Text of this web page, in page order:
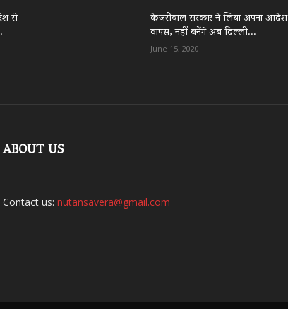
से केजरीवाल सरकार ने लिया अपना आदेश
वापस, नहीं बनेंगे अब दिल्ली...
June 15, 2020
ABOUT US
Contact us: nutansavera@gmail.com